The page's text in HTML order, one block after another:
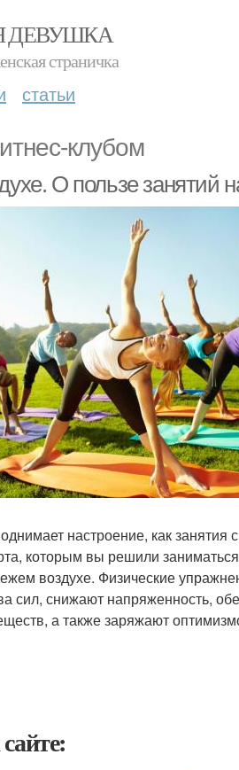
ДЕВУШКА
страничка
статьи
клубом
О пользе занятий
настроение, как
которым вы решили
воздухе. Физические
сил, снижают напряженность,
а также заряжают